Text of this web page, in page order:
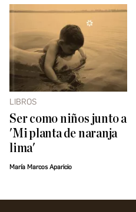
LIBROS
Ser como niños junto a
'Mi planta de naranja
lima'
María Marcos Aparicio